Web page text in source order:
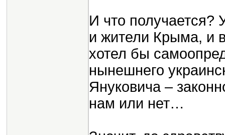
И что получается?
и жители Крыма, и
хотел бы
нынешнего
Януковича –
нам или нет…